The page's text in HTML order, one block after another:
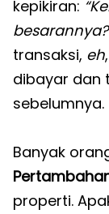
kepikiran:
transaksi, eh
dibayar dan
sebelumnya.
Banyak
properti.